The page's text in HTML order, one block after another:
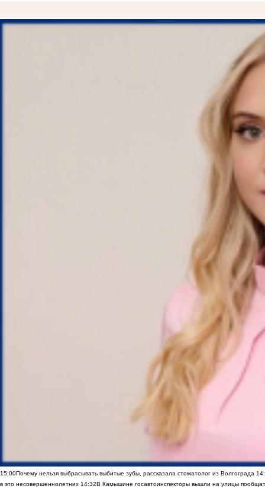
15:00Почему нельзя выбрасывать выбитые зубы, рассказала стоматолог из Волгограда
в это несовершеннолетних 14:32В Камышине госавтоинспекторы вышли на улицы